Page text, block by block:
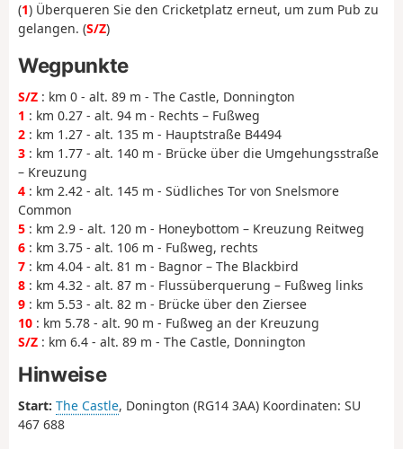
(1) Überqueren Sie den Cricketplatz erneut, um zum Pub zu
gelangen. (S/Z)
Wegpunkte
S/Z : km 0 - alt. 89 m - The Castle, Donnington
1 : km 0.27 - alt. 94 m - Rechts – Fußweg
2 : km 1.27 - alt. 135 m - Hauptstraße B4494
3 : km 1.77 - alt. 140 m - Brücke über die Umgehungsstraße
– Kreuzung
4 : km 2.42 - alt. 145 m - Südliches Tor von Snelsmore
Common
5 : km 2.9 - alt. 120 m - Honeybottom – Kreuzung Reitweg
6 : km 3.75 - alt. 106 m - Fußweg, rechts
7 : km 4.04 - alt. 81 m - Bagnor – The Blackbird
8 : km 4.32 - alt. 87 m - Flussüberquerung – Fußweg links
9 : km 5.53 - alt. 82 m - Brücke über den Ziersee
10 : km 5.78 - alt. 90 m - Fußweg an der Kreuzung
S/Z : km 6.4 - alt. 89 m - The Castle, Donnington
Hinweise
Start: The Castle, Donington (RG14 3AA) Koordinaten: SU
467 688